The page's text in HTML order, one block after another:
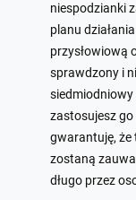
niespodzianki
planu
przysłowiową
sprawdzony i
siedmiodniowy
zastosujesz go
gwarantuję, że
zostaną
długo przez